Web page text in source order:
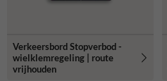
Verkeersbord Stopverbod -
wielklemregeling | route
vrijhouden